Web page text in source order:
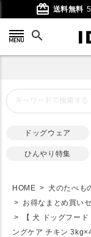
card_giftcard 送料無料
search
ドッグウェア
ひんやり特集
HOME 犬のたべも
お得なまとめ買い
【 犬 ドッグフー
ングケア チキン